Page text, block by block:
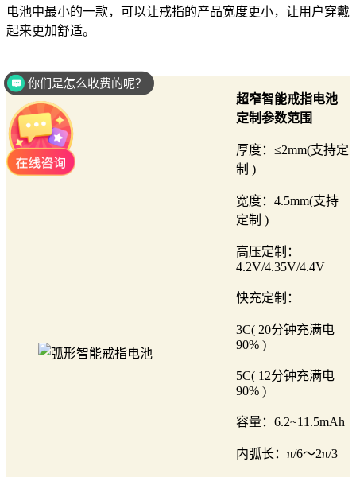
电池中最小的一款，可以让戒指的产品宽度更小，让用户穿戴
起来更加舒适。
超窄智能戒指电池
定制参数范围
厚度：≤2mm(支持定
制 )
宽度：4.5mm(支持
定制 )
高压定制：
4.2V/4.35V/4.4V
快充定制：
3C( 20分钟充满电
90% )
5C( 12分钟充满电
90% )
容量：6.2~11.5mAh
内弧长：π/6～2π/3
你们是怎么收费的呢？